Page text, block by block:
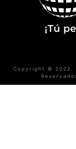
¡Tú
Copyright © 2022.